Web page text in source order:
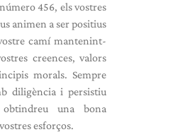
456, els vostres
animen a ser positius
camí mantenint-
creences, valors
morals. Sempre
diligència i persistiu
una bona
esforços.